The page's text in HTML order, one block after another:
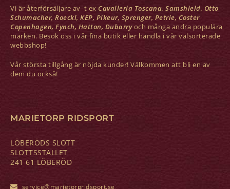
Vi är återförsäljare av t ex Cavalleria Toscana, Samshield, Otto
Schumacher, Roeckl, KEP, Pikeur, Sprenger, Petrie, Coster
Copenhagen, Fynch, Hatton, Dubarryoch många andra populära
märken. Besök oss i vår fina butik eller handla i vår välsorterade
webbshop!
Vår största tillgång är nöjda kunder! Välkommen att bli en av
dem du också!
MARIETORP RIDSPORT
LÖBERÖDS SLOTT
SLOTTSSTALLET
241 61 LÖBERÖD
service@marietorpridsport.se